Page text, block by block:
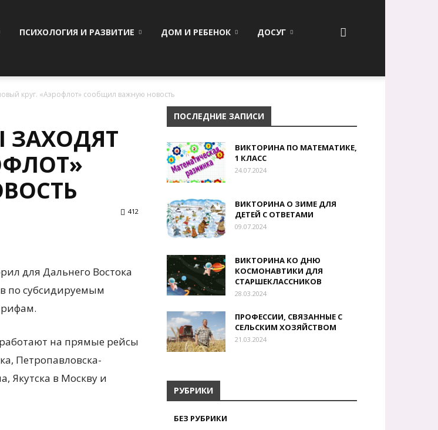
ПСИХОЛОГИЯ И РАЗВИТИЕ ДОМ И РЕБЕНОК ДОСУГ
круг. «Аэрофлот» сообщил важную новость
ЗАХОДЯТ
412
для Дальнего Востока
по субсидируемым
на прямые рейсы
Петропавловска-
Якутска в Москву и
ПОСЛЕДНИЕ ЗАПИСИ
ВИКТОРИНА ПО МАТЕМАТИКЕ,
1 КЛАСС
24.07.2024
ВИКТОРИНА О ЗИМЕ ДЛЯ
ДЕТЕЙ С ОТВЕТАМИ
09.07.2024
ВИКТОРИНА КО ДНЮ
КОСМОНАВТИКИ ДЛЯ
СТАРШЕКЛАССНИКОВ
28.03.2024
ПРОФЕССИИ, СВЯЗАННЫЕ С
СЕЛЬСКИМ ХОЗЯЙСТВОМ
21.03.2024
РУБРИКИ
БЕЗ РУБРИКИ